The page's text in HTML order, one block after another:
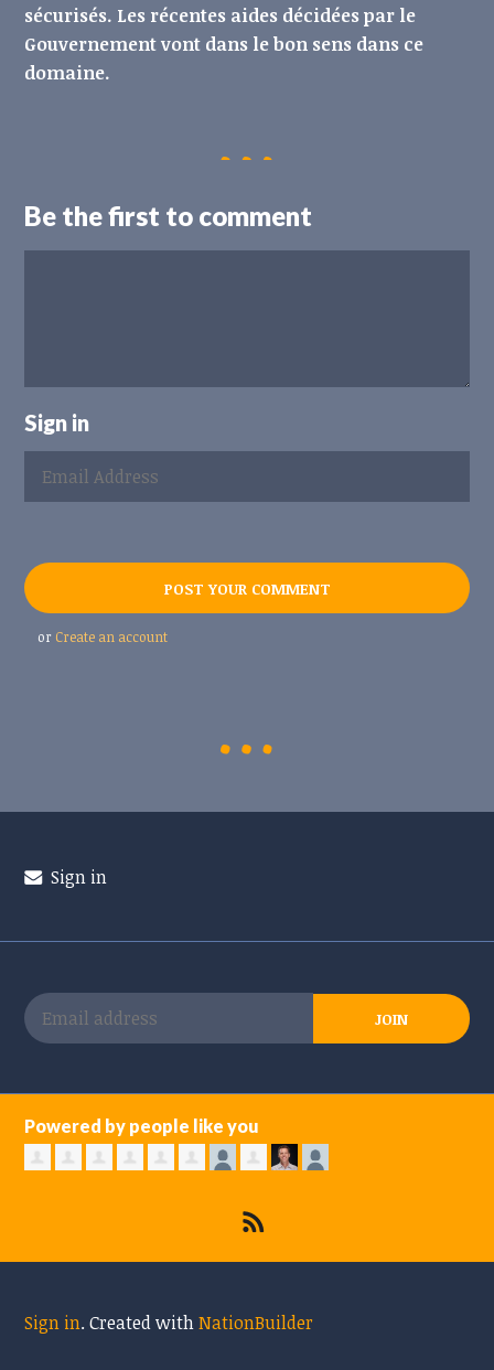
sécurisés. Les récentes aides décidées par le
Gouvernement vont dans le bon sens dans ce
domaine.
Be the first to comment
Sign in
or Create an account
Sign in
Powered by people like you
Sign in.Created withNationBuilder